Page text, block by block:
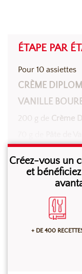
ÉTAPE PAR
Pour 10 assiettes
CRÈME
VANILLE
200 g de Crème
500 g d’eau
Verser l’eau
pâte de vanille
diplomate à
en première
vitesse. La
Créez-vous un
et
+ DE 400